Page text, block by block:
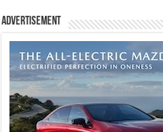
Advertisement